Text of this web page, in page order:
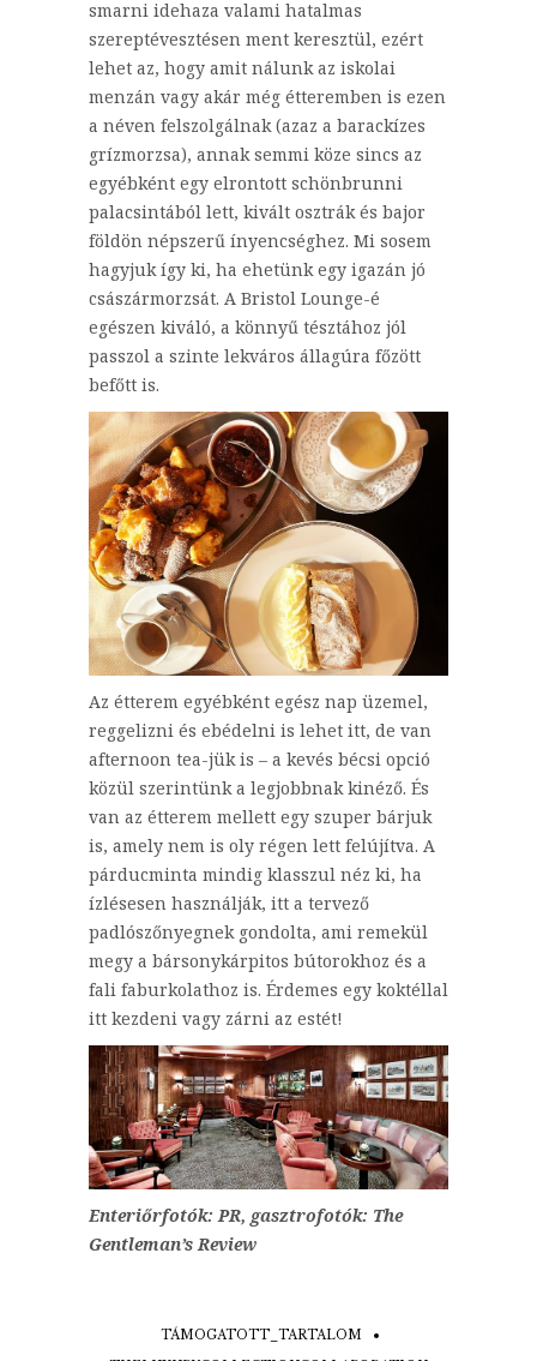
smarni idehaza valami hatalmas
szereptévesztésen ment keresztül, ezért
lehet az, hogy amit nálunk az iskolai
menzán vagy akár még étteremben is ezen
a néven felszolgálnak (azaz a barackízes
grízmorzsa), annak semmi köze sincs az
egyébként egy elrontott schönbrunni
palacsintából lett, kivált osztrák és bajor
földön népszerű ínyencséghez. Mi sosem
hagyjuk így ki, ha ehetünk egy igazán jó
császármorzsát. A Bristol Lounge-é
egészen kiváló, a könnyű tésztához jól
passzol a szinte lekváros állagúra főzött
befőtt is.
Az étterem egyébként egész nap üzemel,
reggelizni és ebédelni is lehet itt, de van
afternoon tea-jük is – a kevés bécsi opció
közül szerintünk a legjobbnak kinéző. És
van az étterem mellett egy szuper bárjuk
is, amely nem is oly régen lett felújítva. A
párducminta mindig klasszul néz ki, ha
ízlésesen használják, itt a tervező
padlószőnyegnek gondolta, ami remekül
megy a bársonykárpitos bútorokhoz és a
fali faburkolathoz is. Érdemes egy koktéllal
itt kezdeni vagy zárni az estét!
Enteriőrfotók: PR, gasztrofotók: The
Gentleman’s Review
TÁMOGATOTT_TARTALOM